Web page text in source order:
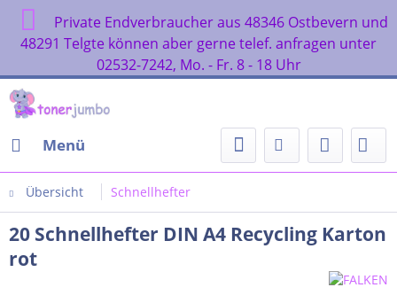
Private Endverbraucher aus 48346 Ostbevern und
48291 Telgte können aber gerne telef. anfragen unter
02532-7242, Mo. - Fr. 8 - 18 Uhr
Menü
Übersicht Schnellhefter
20 Schnellhefter DIN A4 Recycling Karton
rot